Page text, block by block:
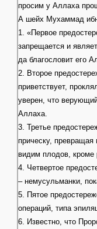
просим у Аллаха
А шейх Мухаммад ибн
1. «Первое
запрещается и
да благословит его
2. Второе
приветствует,
уверен, что
Аллаха.
3. Третье
прическу,
видим плодов,
4. Четвертое
– немусульманки,
5. Пятое
операций, типа
6. Известно, что